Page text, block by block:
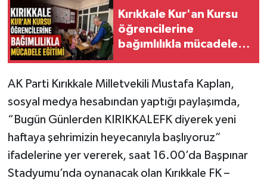
Kırıkkale Kur'an Kursu
öğrencilerine
bağımlılıkla mücadele
AK Parti Kırıkkale Milletvekili Mustafa Kaplan,
sosyal medya hesabından yaptığı paylaşımda,
“Bugün Günlerden KIRIKKALEFK diyerek yeni
haftaya şehrimizin heyecanıyla başlıyoruz”
ifadelerine yer vererek, saat 16.00’da Başpınar
Stadyumu’nda oynanacak olan Kırıkkale FK –